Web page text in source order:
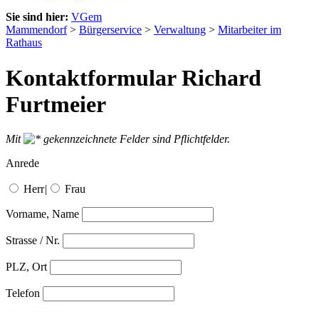
Sie sind hier: VGem
Mammendorf> Bürgerservice > Verwaltung > Mitarbeiter im
Rathaus
Kontaktformular Richard
Furtmeier
Mit
gekennzeichnete Felder sind Pflichtfelder.
Anrede
Herr| Frau
Vorname, Name
Strasse / Nr.
PLZ, Ort
Telefon